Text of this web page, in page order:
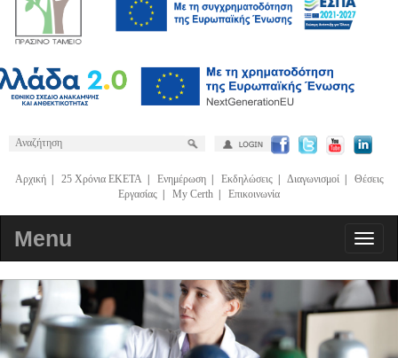
Αρχική| 25 Χρόνια ΕΚΕΤΑ| Ενημέρωση| Εκδηλώσεις| Διαγωνισμοί| Θέσεις
Εργασίας
My Certh Επικοινωνία
Menu